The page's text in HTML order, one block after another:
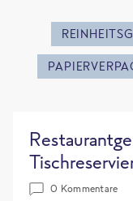
0 Kommentare